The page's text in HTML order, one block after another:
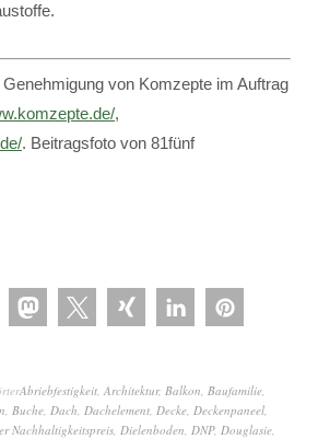
von Komzepte im Auftrag
,
. Beitragsfoto von 81fünf
Abriebfestigkeit, Architektur, Balkon, Baufamilie,
, Buche, Dach, Dachelement, Decke, Deckenpaneel,
Nachhaltigkeitspreis, Dielenboden, DNP, Douglasie,